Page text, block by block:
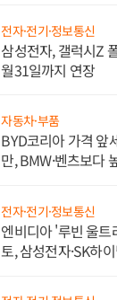
전자·전기·정보통신
삼성전자, 갤럭시Z
월31일까지 연장
자동차·부품
BYD코리아 가격 앞
만, BMW·벤츠보다
전자·전기·정보통신
엔비디아 '루빈 울
토, 삼성전자·SK하